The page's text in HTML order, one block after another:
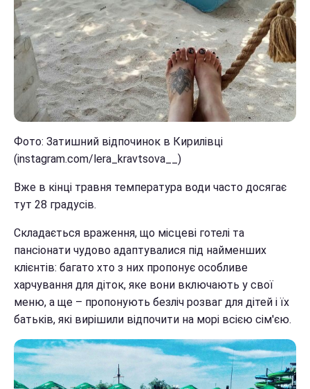
Фото: Затишний відпочинок в Кирилівці
(instagram.com/lera_kravtsova__)
Вже в кінці травня температура води часто досягає
тут 28 градусів.
Складається враження, що місцеві готелі та
пансіонати чудово адаптувалися під найменших
клієнтів: багато хто з них пропонує особливе
харчування для діток, яке вони включають у свої
меню, а ще – пропонують безліч розваг для дітей і їх
батьків, які вирішили відпочити на морі всією сім'єю.